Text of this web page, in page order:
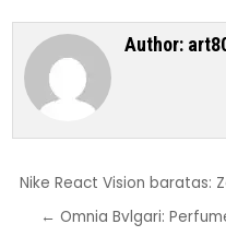
Author:
Post
navigation
Nike React Vision baratas:
← Omnia Bvlgari: